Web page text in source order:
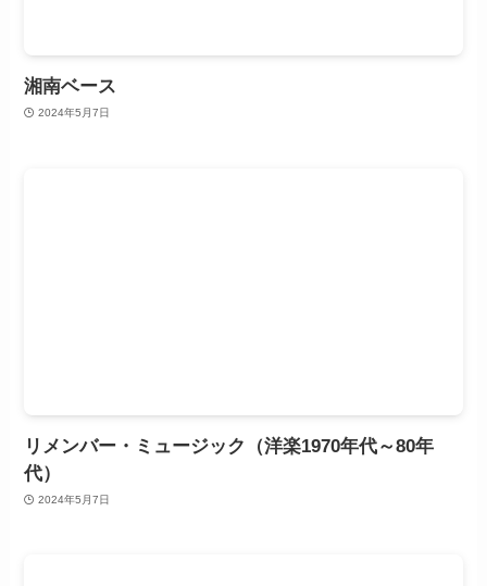
湘南ベース
2024年5月7日
リメンバー・ミュージック（洋楽1970年代～80年
代）
2024年5月7日